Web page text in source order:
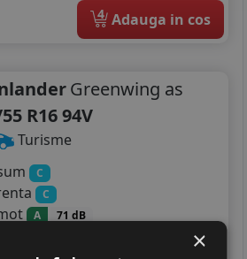
4 Adauga in cos
Greenwing as
R16 94V
Turisme
C
C
A 71 dB
×